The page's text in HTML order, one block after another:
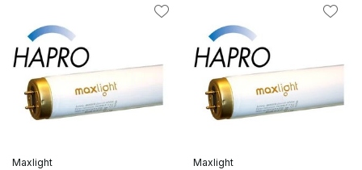
Maxlight Maxlight